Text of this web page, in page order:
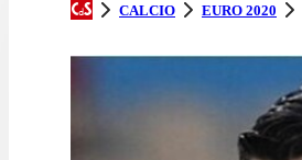
CALCIO EURO 2020